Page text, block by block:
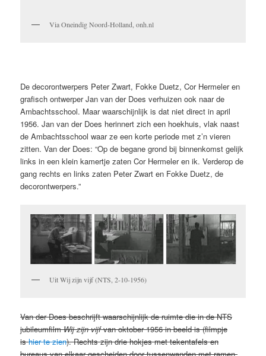
Via Oneindig Noord-Holland, onh.nl
De decorontwerpers Peter Zwart, Fokke Duetz, Cor Hermeler en
grafisch ontwerper Jan van der Does verhuizen ook naar de
Ambachtsschool. Maar waarschijnlijk is dat niet direct in april
1956. Jan van der Does herinnert zich een hoekhuis, vlak naast
de Ambachtsschool waar ze een korte periode met z’n vieren
zitten. Van der Does: “Op de begane grond bij binnenkomst gelijk
links in een klein kamertje zaten Cor Hermeler en ik. Verderop de
gang rechts en links zaten Peter Zwart en Fokke Duetz, de
decorontwerpers.”
Uit Wij zijn vijf (NTS, 2-10-1956)
Van der Does beschrijft waarschijnlijk de ruimte die in de NTS
jubileumfilmWij zijn vijfvan oktober 1956 in beeld is (filmpje
ishier te zien). Rechts zijn drie hokjes met tekentafels en